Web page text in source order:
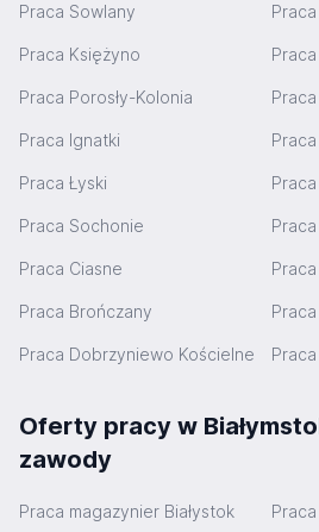
Praca Sowlany
Praca Księżyno
Praca Porosły-Kolonia
Praca Ignatki
Praca Łyski
Praca Sochonie
Praca Ciasne
Praca Brończany
Praca Dobrzyniewo Kościelne
Oferty pracy w
zawody
Praca magazynier Białystok